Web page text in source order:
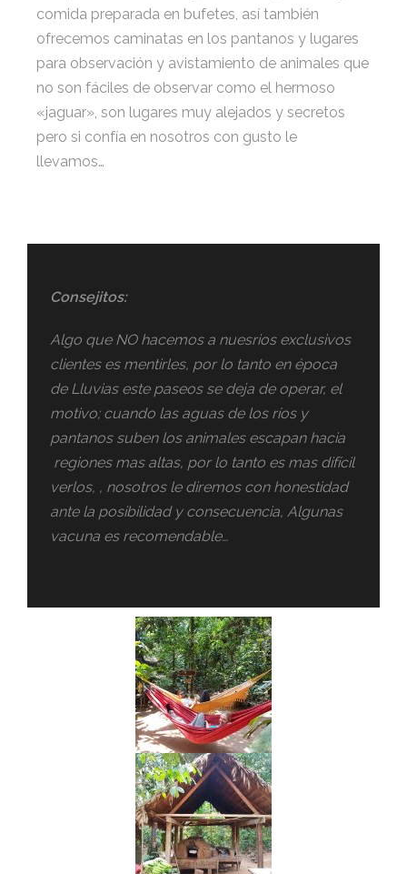
comida preparada en bufetes, así también
ofrecemos caminatas en los pantanos y lugares
para observación y avistamiento de animales que
no son fáciles de observar como el hermoso
«jaguar», son lugares muy alejados y secretos
pero si confía en nosotros con gusto le
llevamos…
Consejitos:
Algo que NO hacemos a nuesrios exclusivos
clientes es mentirles, por lo tanto en época
de Lluvias este paseos se deja de operar, el
motivo; cuando las aguas de los ríos y
pantanos suben los animales escapan hacia
regiones mas altas, por lo tanto es mas difícil
verlos, , nosotros le diremos con honestidad
ante la posibilidad y consecuencia, Algunas
vacuna es recomendable…